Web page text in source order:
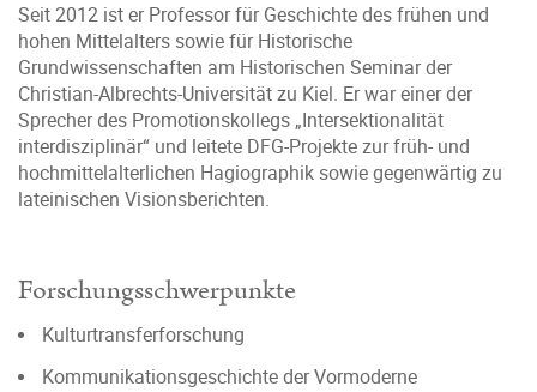
Seit 2012 ist er Professor für Geschichte des frühen und
hohen Mittelalters sowie für Historische
Grundwissenschaften am Historischen Seminar der
Christian-Albrechts-Universität zu Kiel. Er war einer der
Sprecher des Promotionskollegs „Intersektionalität
interdisziplinär“ und leitete DFG-Projekte zur früh- und
hochmittelalterlichen Hagiographik sowie gegenwärtig zu
lateinischen Visionsberichten.
Forschungsschwerpunkte
Kulturtransferforschung
Kommunikationsgeschichte der Vormoderne